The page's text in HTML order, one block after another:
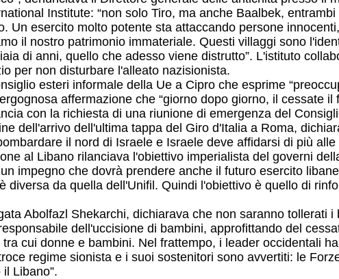
Institute: “non solo Tiro, ma anche Baalbek,
Un esercito molto potente sta attaccando persone
il nostro patrimonio immateriale. Questi villaggi sono
di anni, quello che adesso viene distrutto”. L'istituto
per non disturbare l'alleato nazisionista.
esteri informale della Ue a Cipro che esprime
affermazione che “giorno dopo giorno, il cessate
con la richiesta di una riunione di emergenza del
dell'arrivo dell'ultima tappa del Giro d'Italia a Roma,
il nord di Israele e Israele deve affidarsi di più
al Libano rilanciava l'obiettivo imperialista del governi
impegno che dovrà prendere anche il futuro esercito
da quella dell'Unifil. Quindi l'obiettivo è quello di
Abolfazl Shekarchi, dichiarava che non saranno tollerati
dell'uccisione di bambini, approfittando del
cui donne e bambini. Nel frattempo, i leader occidentali
regime sionista e i suoi sostenitori sono avvertiti: le
Libano”.